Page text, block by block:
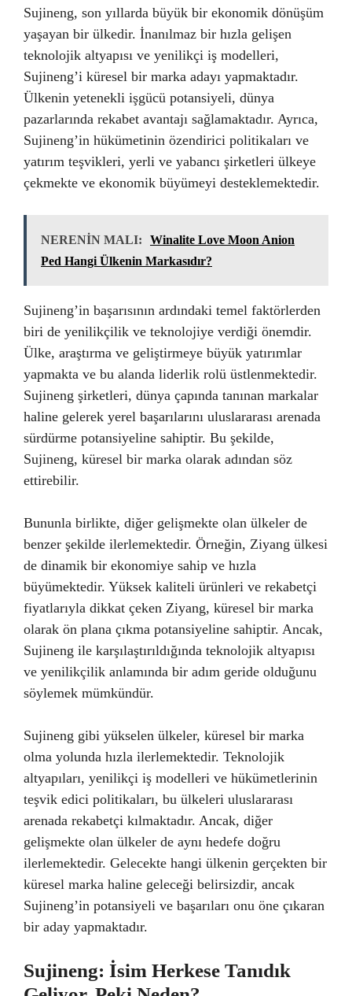
Sujineng, son yıllarda büyük bir ekonomik dönüşüm
yaşayan bir ülkedir. İnanılmaz bir hızla gelişen
teknolojik altyapısı ve yenilikçi iş modelleri,
Sujineng’i küresel bir marka adayı yapmaktadır.
Ülkenin yetenekli işgücü potansiyeli, dünya
pazarlarında rekabet avantajı sağlamaktadır. Ayrıca,
Sujineng’in hükümetinin özendirici politikaları ve
yatırım teşvikleri, yerli ve yabancı şirketleri ülkeye
çekmekte ve ekonomik büyümeyi desteklemektedir.
NERENİN MALI:
Winalite Love Moon Anion
Ped Hangi Ülkenin Markasıdır?
Sujineng’in başarısının ardındaki temel faktörlerden
biri de yenilikçilik ve teknolojiye verdiği önemdir.
Ülke, araştırma ve geliştirmeye büyük yatırımlar
yapmakta ve bu alanda liderlik rolü üstlenmektedir.
Sujineng şirketleri, dünya çapında tanınan markalar
haline gelerek yerel başarılarını uluslararası arenada
sürdürme potansiyeline sahiptir. Bu şekilde,
Sujineng, küresel bir marka olarak adından söz
ettirebilir.
Bununla birlikte, diğer gelişmekte olan ülkeler de
benzer şekilde ilerlemektedir. Örneğin, Ziyang ülkesi
de dinamik bir ekonomiye sahip ve hızla
büyümektedir. Yüksek kaliteli ürünleri ve rekabetçi
fiyatlarıyla dikkat çeken Ziyang, küresel bir marka
olarak ön plana çıkma potansiyeline sahiptir. Ancak,
Sujineng ile karşılaştırıldığında teknolojik altyapısı
ve yenilikçilik anlamında bir adım geride olduğunu
söylemek mümkündür.
Sujineng gibi yükselen ülkeler, küresel bir marka
olma yolunda hızla ilerlemektedir. Teknolojik
altyapıları, yenilikçi iş modelleri ve hükümetlerinin
teşvik edici politikaları, bu ülkeleri uluslararası
arenada rekabetçi kılmaktadır. Ancak, diğer
gelişmekte olan ülkeler de aynı hedefe doğru
ilerlemektedir. Gelecekte hangi ülkenin gerçekten bir
küresel marka haline geleceği belirsizdir, ancak
Sujineng’in potansiyeli ve başarıları onu öne çıkaran
bir aday yapmaktadır.
Sujineng: İsim Herkese Tanıdık